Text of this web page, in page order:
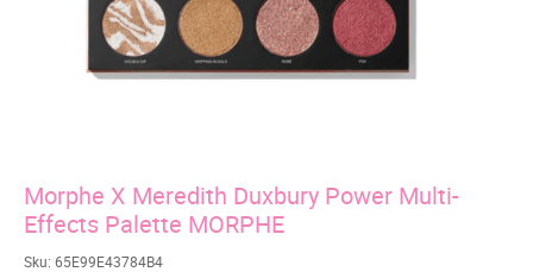
Morphe X Meredith Duxbury Power Multi-
Effects Palette MORPHE
Sku: 65E99E43784B4